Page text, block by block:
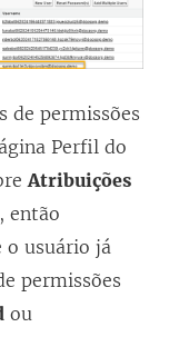
de permissões
Perfil do
Atribuições
, então
o usuário já
permissões
ou